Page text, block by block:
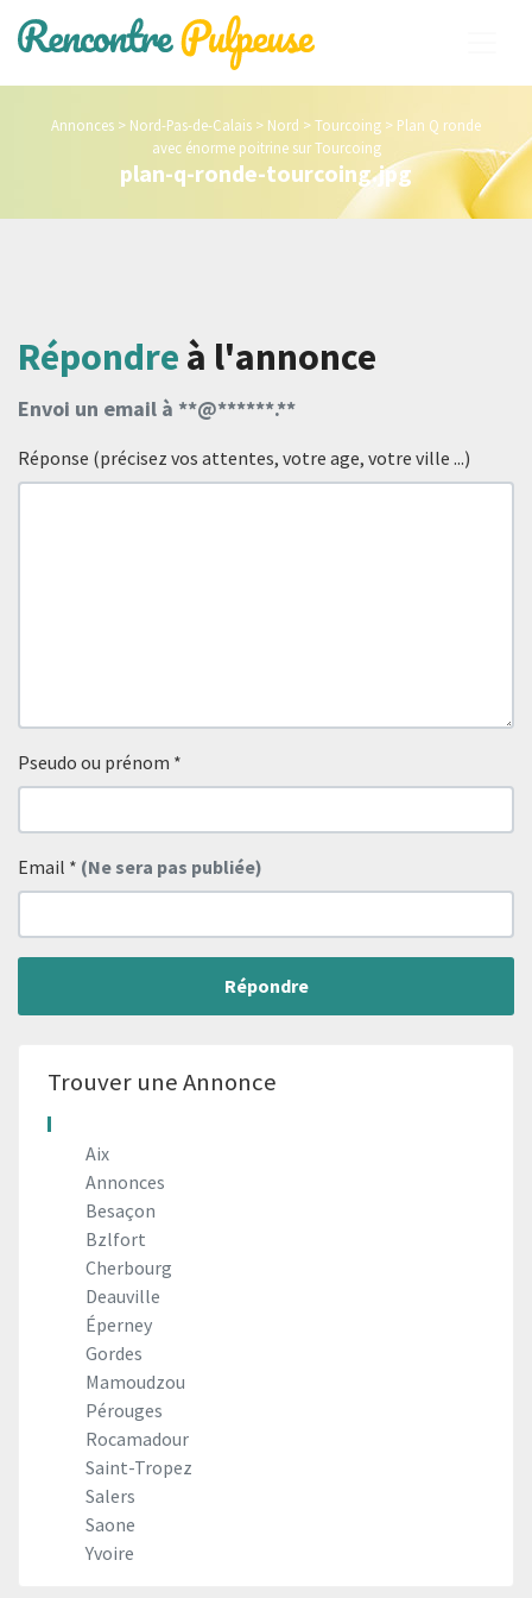
Annonces > Nord-Pas-de-Calais > Nord >Tourcoing > Plan Q ronde
avec énorme poitrine sur Tourcoing
plan-q-ronde-tourcoing.jpg
Répondre à l'annonce
Envoi un email à **@******.**
Réponse (précisez vos attentes, votre age, votre ville ...)
Pseudo ou prénom *
Email * (Ne sera pas publiée)
Répondre
Trouver une Annonce
Aix
Annonces
Besaçon
Bzlfort
Cherbourg
Deauville
Éperney
Gordes
Mamoudzou
Pérouges
Rocamadour
Saint-Tropez
Salers
Saone
Yvoire